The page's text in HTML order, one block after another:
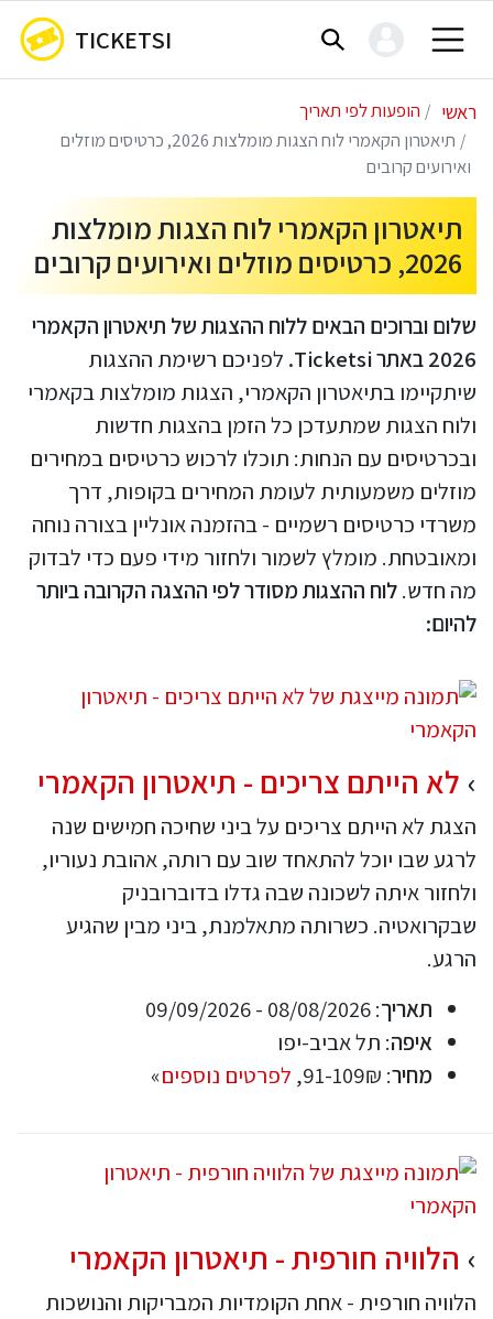
TICKETSI
ראשי
הופעות לפי תאריך
תיאטרון הקאמרי לוח הצגות מומלצות 2026, כרטיסים מוזלים
ואירועים קרובים
תיאטרון הקאמרי לוח הצגות מומלצות
2026, כרטיסים מוזלים ואירועים קרובים
שלום וברוכים הבאים ללוח ההצגות של תיאטרון הקאמרי
2026 באתר Ticketsi.
לפניכם רשימת ההצגות
שיתקיימו בתיאטרון הקאמרי, הצגות מומלצות בקאמרי
ולוח הצגות שמתעדכן כל הזמן בהצגות חדשות
ובכרטיסים עם הנחות: תוכלו לרכוש כרטיסים במחירים
מוזלים משמעותית לעומת המחירים בקופות, דרך
משרדי כרטיסים רשמיים - בהזמנה אונליין בצורה נוחה
ומאובטחת. מומלץ לשמור ולחזור מידי פעם כדי לבדוק
מה חדש.לוח ההצגות מסודר לפי ההצגה הקרובה ביותר
להיום:
לא הייתם צריכים - תיאטרון הקאמרי
הצגת לא הייתם צריכים על ביני שחיכה חמישים שנה
לרגע שבו יוכל להתאחד שוב עם רותה, אהובת נעוריו,
ולחזור איתה לשכונה שבה גדלו בדוברובניק
שבקרואטיה. כשרותה מתאלמנת, ביני מבין שהגיע
הרגע.
תאריך: 08/08/2026 - 09/09/2026
איפה: תל אביב-יפו
מחיר: 91-109₪, לפרטים נוספים»
הלוויה חורפית - תיאטרון הקאמרי
הלוויה חורפית - אחת הקומדיות המבריקות והנושכות